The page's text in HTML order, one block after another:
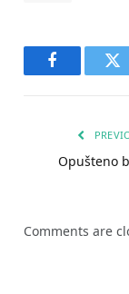
Facebook
Opušteno
Comments are